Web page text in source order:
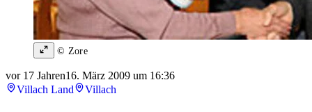
© Zore
vor 17 Jahren16. März 2009 um 16:36
Villach Land
Villach